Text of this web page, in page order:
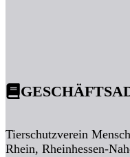
Tierschutzverein
Rhein, Rheinhessen-